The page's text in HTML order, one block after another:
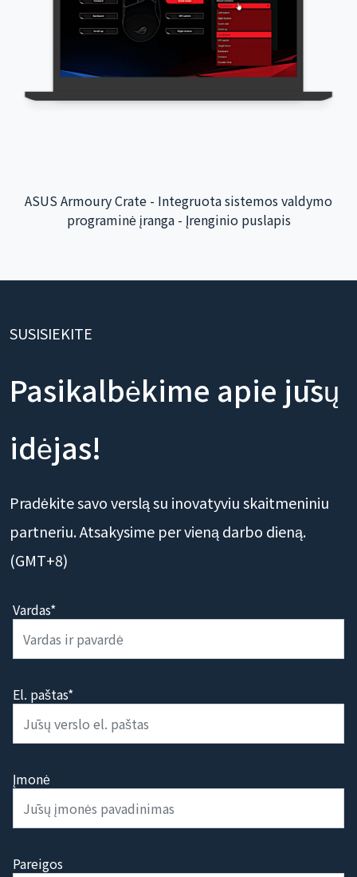
Taoyuan tarptautinio oro uosto interaktyvi programėlė
- užpakalinės sistemos integracija
SUSISIEKITE
Pasikalbėkime apie jūsų
idėjas!
Pradėkite savo verslą su inovatyviu skaitmeniniu
partneriu. Atsakysime per vieną darbo dieną.
(GMT+8)
Vardas*
El. paštas*
Įmonė
Pareigos